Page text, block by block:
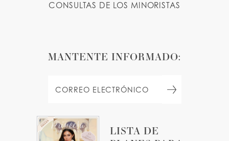
LISTA DE
CONSULTAS DE LOS MINORISTAS
MANTENTE INFORMADO: